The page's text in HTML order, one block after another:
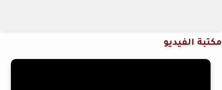
مكتبة الفيديو